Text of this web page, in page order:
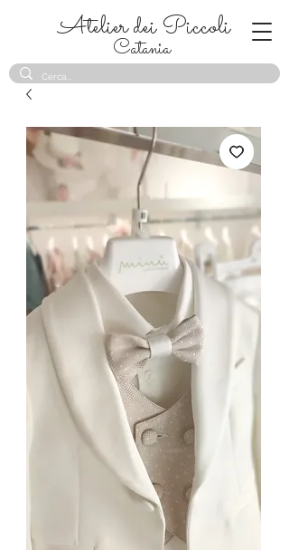
Atelier dei Piccoli
Catania